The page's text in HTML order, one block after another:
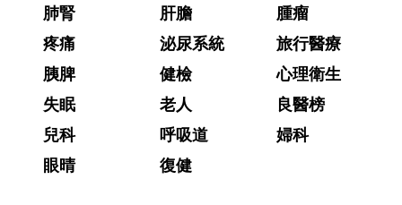
肺腎
肝膽
腫瘤
疼痛
泌尿系統
旅行醫療
胰脾
健檢
心理衛生
失眠
老人
良醫榜
兒科
呼吸道
婦科
眼晴
復健